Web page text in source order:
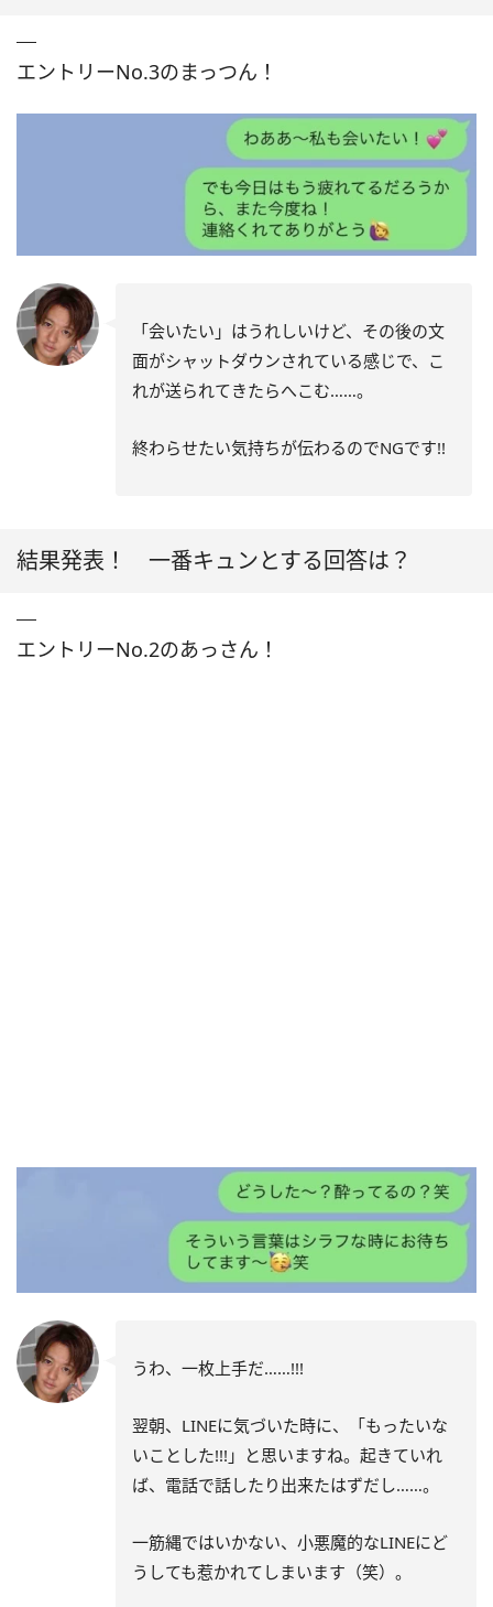
エントリーNo.3のまっつん！
「会いたい」はうれしいけど、その後の文
面がシャットダウンされている感じで、こ
れが送られてきたらへこむ……。
終わらせたい気持ちが伝わるのでNGです!!
結果発表！ 一番キュンとする回答は？
エントリーNo.2のあっさん！
うわ、一枚上手だ……!!!
翌朝、LINEに気づいた時に、「もったいな
いことした!!!」と思いますね。起きていれ
ば、電話で話したり出来たはずだし……。
一筋縄ではいかない、小悪魔的なLINEにど
うしても惹かれてしまいます（笑）。